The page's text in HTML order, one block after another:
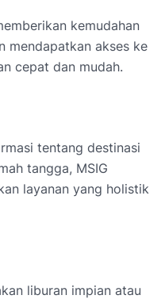
kemudahan
mendapatkan akses ke
cepat dan mudah.
tentang destinasi
tangga, MSIG
layanan yang holistik
liburan impian atau